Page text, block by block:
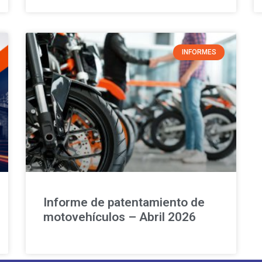
INFORMES
Informe de patentamiento de
motovehículos – Abril 2026